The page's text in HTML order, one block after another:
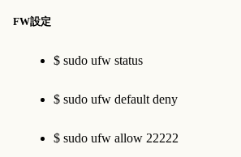
FW設定
$ sudo ufw status
$ sudo ufw default deny
$ sudo ufw allow 22222